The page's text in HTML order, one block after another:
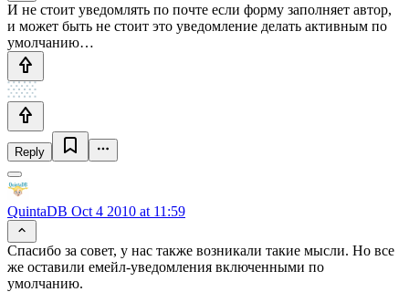
И не стоит уведомлять по почте если форму заполняет автор,
и может быть не стоит это уведомление делать активным по
умолчанию…
Reply
QuintaDB Oct 4 2010 at 11:59
Спасибо за совет, у нас также возникали такие мысли. Но все
же оставили емейл-уведомления включенными по
умолчанию.